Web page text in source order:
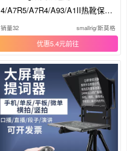
4/A7R5/A7R4/A93/A1II热靴保护
盖A7S3
销量32 smallrig/斯莫格
优惠5.4元